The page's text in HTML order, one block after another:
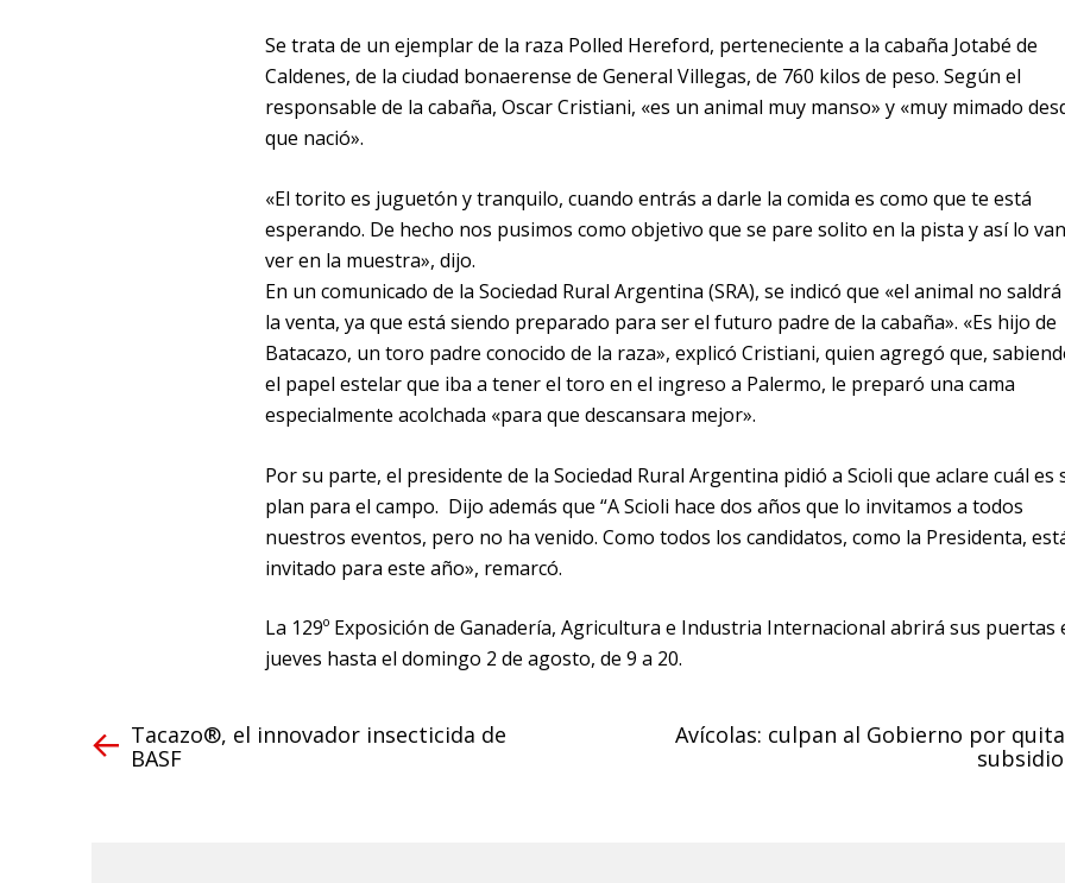
Se trata de un ejemplar de la raza Polled Hereford, perteneciente a la cabaña Jotabé de
Caldenes, de la ciudad bonaerense de General Villegas, de 760 kilos de peso. Según el
responsable de la cabaña, Oscar Cristiani, «es un animal muy manso» y «muy mimado
que nació».
«El torito es juguetón y tranquilo, cuando entrás a darle la comida es como que te está
esperando. De hecho nos pusimos como objetivo que se pare solito en la pista y así lo
ver en la muestra», dijo.
En un comunicado de la Sociedad Rural Argentina (SRA), se indicó que «el animal no saldrá
la venta, ya que está siendo preparado para ser el futuro padre de la cabaña». «Es hijo de
Batacazo, un toro padre conocido de la raza», explicó Cristiani, quien agregó que,
el papel estelar que iba a tener el toro en el ingreso a Palermo, le preparó una cama
especialmente acolchada «para que descansara mejor».
Por su parte, el presidente de la Sociedad Rural Argentina pidió a Scioli que aclare cuál es
plan para el campo. Dijo además que “A Scioli hace dos años que lo invitamos a todos
nuestros eventos, pero no ha venido. Como todos los candidatos, como la Presidenta,
invitado para este año», remarcó.
La 129º Exposición de Ganadería, Agricultura e Industria Internacional abrirá sus puertas
jueves hasta el domingo 2 de agosto, de 9 a 20.
Tacazo®, el innovador insecticida de
BASF
Avícolas: culpan al Gobierno por